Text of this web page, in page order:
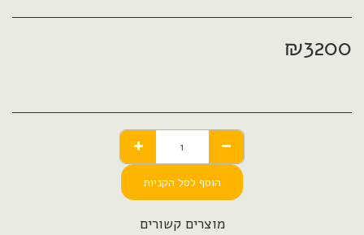
₪3200
הוסף לסל הקניות
מוצרים קשורים